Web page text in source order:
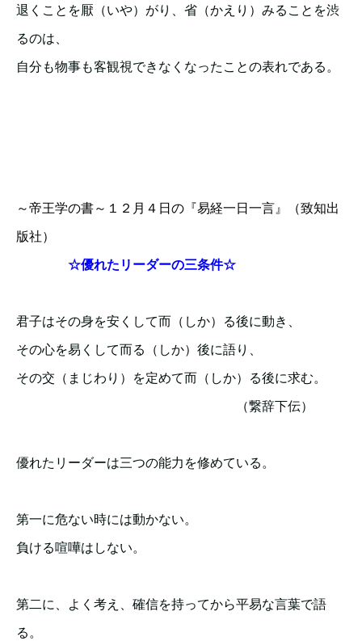
退くことを厭（いや）がり、省（かえり）みることを渋
るのは、
自分も物事も客観視できなくなったことの表れである。
～帝王学の書～１２月４日の『易経一日一言』（致知出
版社）
☆優れたリーダーの三条件☆
君子はその身を安くして而（しか）る後に動き、
その心を易くして而る（しか）後に語り、
その交（まじわり）を定めて而（しか）る後に求む。
（繋辞下伝）
優れたリーダーは三つの能力を修めている。
第一に危ない時には動かない。
負ける喧嘩はしない。
第二に、よく考え、確信を持ってから平易な言葉で語
る。